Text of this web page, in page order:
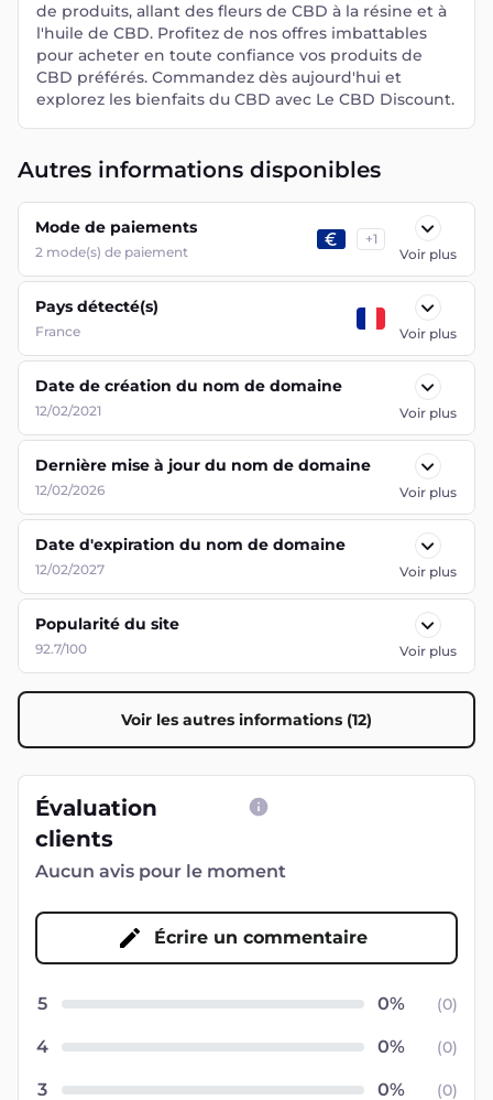
de produits, allant des fleurs de CBD à la résine et à
l'huile de CBD. Profitez de nos offres imbattables
pour acheter en toute confiance vos produits de
CBD préférés. Commandez dès aujourd'hui et
explorez les bienfaits du CBD avec Le CBD Discount.
Autres informations disponibles
Mode de paiements
2 mode(s) de paiement
+1
Voir plus
Pays détecté(s)
France Voir plus
Date de création du nom de domaine
12/02/2021 Voir plus
Dernière mise à jour du nom de domaine
12/02/2026 Voir plus
Date d'expiration du nom de domaine
12/02/2027 Voir plus
Popularité du site
92.7/100 Voir plus
Voir les autres informations (12)
Évaluation
clients
Aucun avis pour le moment
Écrire un commentaire
5 (0)
4 (0)
3 (0)